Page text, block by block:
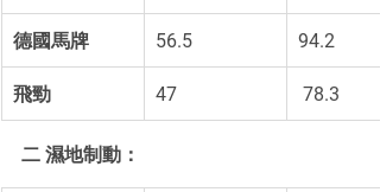
德國馬牌 56.5 94.2
飛勁 47 78.3
二 濕地制動：